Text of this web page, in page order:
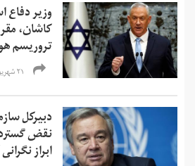
وزیر دفاع
کاشان،
تروریسم
۲۱ شهریور ۱۴۰۰
دبیرکل
نقض
ابراز